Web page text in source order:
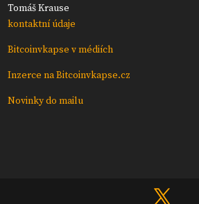
Tomáš Krause
kontaktní údaje
Bitcoinvkapse v médiích
Inzerce na Bitcoinvkapse.cz
Novinky do mailu